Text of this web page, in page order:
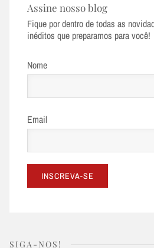
Assine nosso blog
Fique por dentro de todas as
inéditos que preparamos para você!
Nome
Email
SIGA-NOS!